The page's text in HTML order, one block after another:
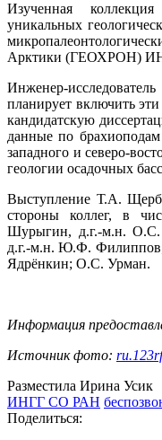
Изученная
уникальных
Арктики (ГЕОХРОН)
Инженер-
планирует включить
кандидатскую
данные по брахиоподам
западного и северо-
геологии осадочных
Выступление Т.А.
стороны коллег, в
Шурыгин, д.г.-м.н. О.С.
д.г.-м.н. Ю.Ф.
Ядрёнкин; О.С. Урман.
Информация
Источник фото:
Разместила Ирина Усик
ИНГГ СО РАН
Поделиться: